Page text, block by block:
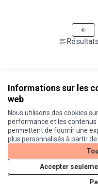
Informations sur les
web
Nous utilisons des cookies
performance et les contenus
permettent de fournir une
plus personnalisés à partir
Accepter
Conditions d'utilisation
Paramètres des cookies
Je participe ! sur X
(Lien externe)
Je participe ! sur
Je participe ! sur